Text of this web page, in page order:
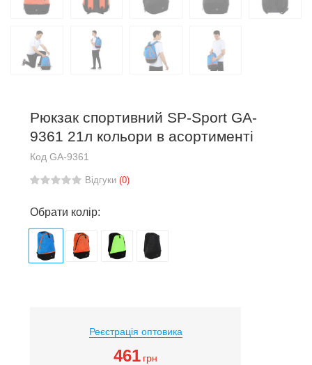
Рюкзак спортивний SP-Sport GA-
9361 21л кольори в асортименті
Код GA-9361
Відгуки (0)
Обрати колір:
Реєстрація оптовика
461 грн